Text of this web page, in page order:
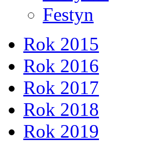
Festyn
Rok 2015
Rok 2016
Rok 2017
Rok 2018
Rok 2019